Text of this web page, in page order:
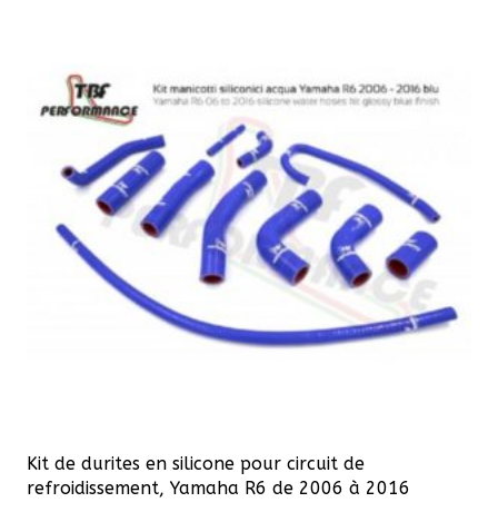
options
être
choisies
sur
la
page
produit
Kit de durites en silicone pour circuit de
refroidissement, Yamaha R6 de 2006 à 2016